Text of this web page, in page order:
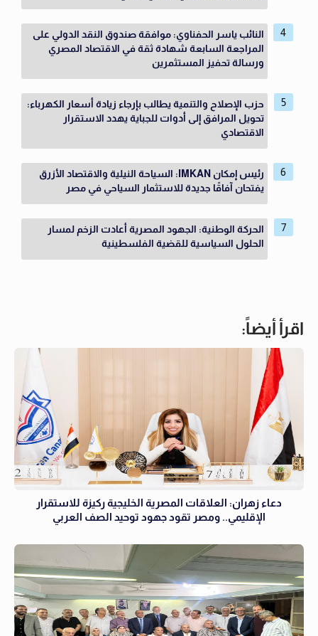
النائب ياسر الحفناوي: موافقة صندوق النقد الدولي على
المراجعة السابعة شهادة ثقة في الاقتصاد المصري
ورسالة تحفيز المستثمرين
حزب الإصلاح والتنمية يطالب بإرجاء زيادة أسعار الكهرباء:
تحويل المرافق إلى أدوات للجباية يهدد الاستقرار
الاقتصادي
رئيس إمكان IMKAN: السياحة النيلية والاقتصاد الأزرق
يفتحان آفاقًا جديدة للاستثمار السياحي في مصر
الحركة الوطنية: الجهود المصرية أعادت الزخم لمسار
الحلول السياسية للقضية الفلسطينية
اقرأ أيضاً:
دعاء زهران: العلاقات المصرية الخليجية ركيزة للاستقرار
الإقليمي.. ومصر تقود جهود توحيد الصف العربي